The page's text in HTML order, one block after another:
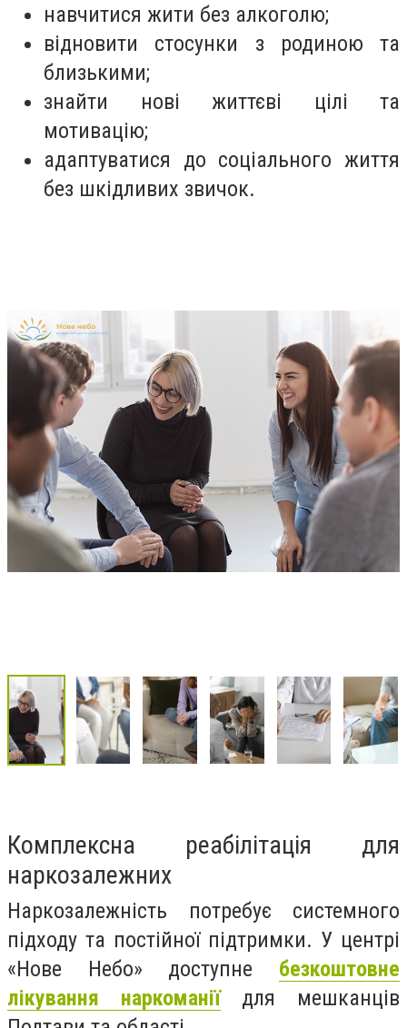
навчитися жити без алкоголю;
відновити стосунки з родиною та
близькими;
знайти нові життєві цілі та
мотивацію;
адаптуватися до соціального життя
без шкідливих звичок.
Комплексна реабілітація для
наркозалежних
Наркозалежність потребує системного
підходу та постійної підтримки. У центрі
«Нове Небо» доступне безкоштовне
лікування наркоманіїдля мешканців